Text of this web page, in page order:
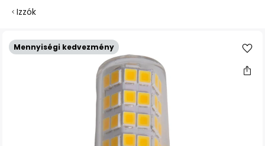
Izzók
Mennyiségi kedvezmény
Ugrás